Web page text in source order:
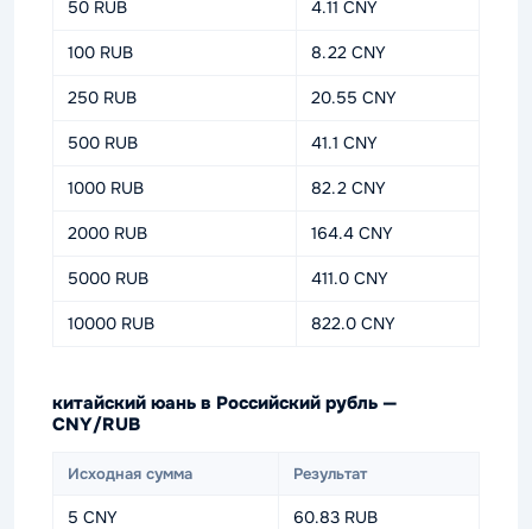
50 RUB 4.11 CNY
100 RUB 8.22 CNY
250 RUB 20.55 CNY
500 RUB 41.1 CNY
1000 RUB 82.2 CNY
2000 RUB 164.4 CNY
5000 RUB 411.0 CNY
10000 RUB 822.0 CNY
китайский юань в Российский рубль —
CNY/RUB
Исходная сумма Результат
5 CNY 60.83 RUB